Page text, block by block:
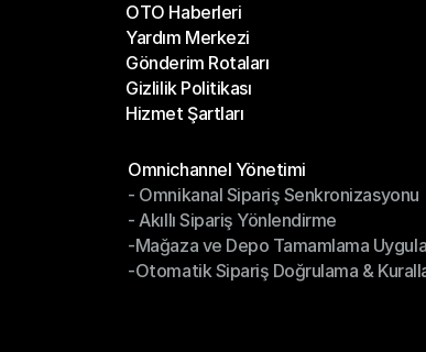
Başarı Hikayeleri
OTO Haberleri
OTO Haberleri
Yardım Merkezi
Yardım Merkezi
Gönderim Rotaları
Gönderim Rotaları
Gizlilik Politikası
Gizlilik Politikası
Hizmet Şartları
Omnichannel Yönetimi
Omnichannel Yönetimi
- Omnikanal Sipariş Senkronizasyonu
- Omnikanal Sipariş Senkronizasyonu
- Akıllı Sipariş Yönlendirme
- Akıllı Sipariş Yönlendirme
-Mağaza ve Depo Tamamlama
-Mağaza ve Depo Tamamlama
-Otomatik Sipariş Doğrulama &